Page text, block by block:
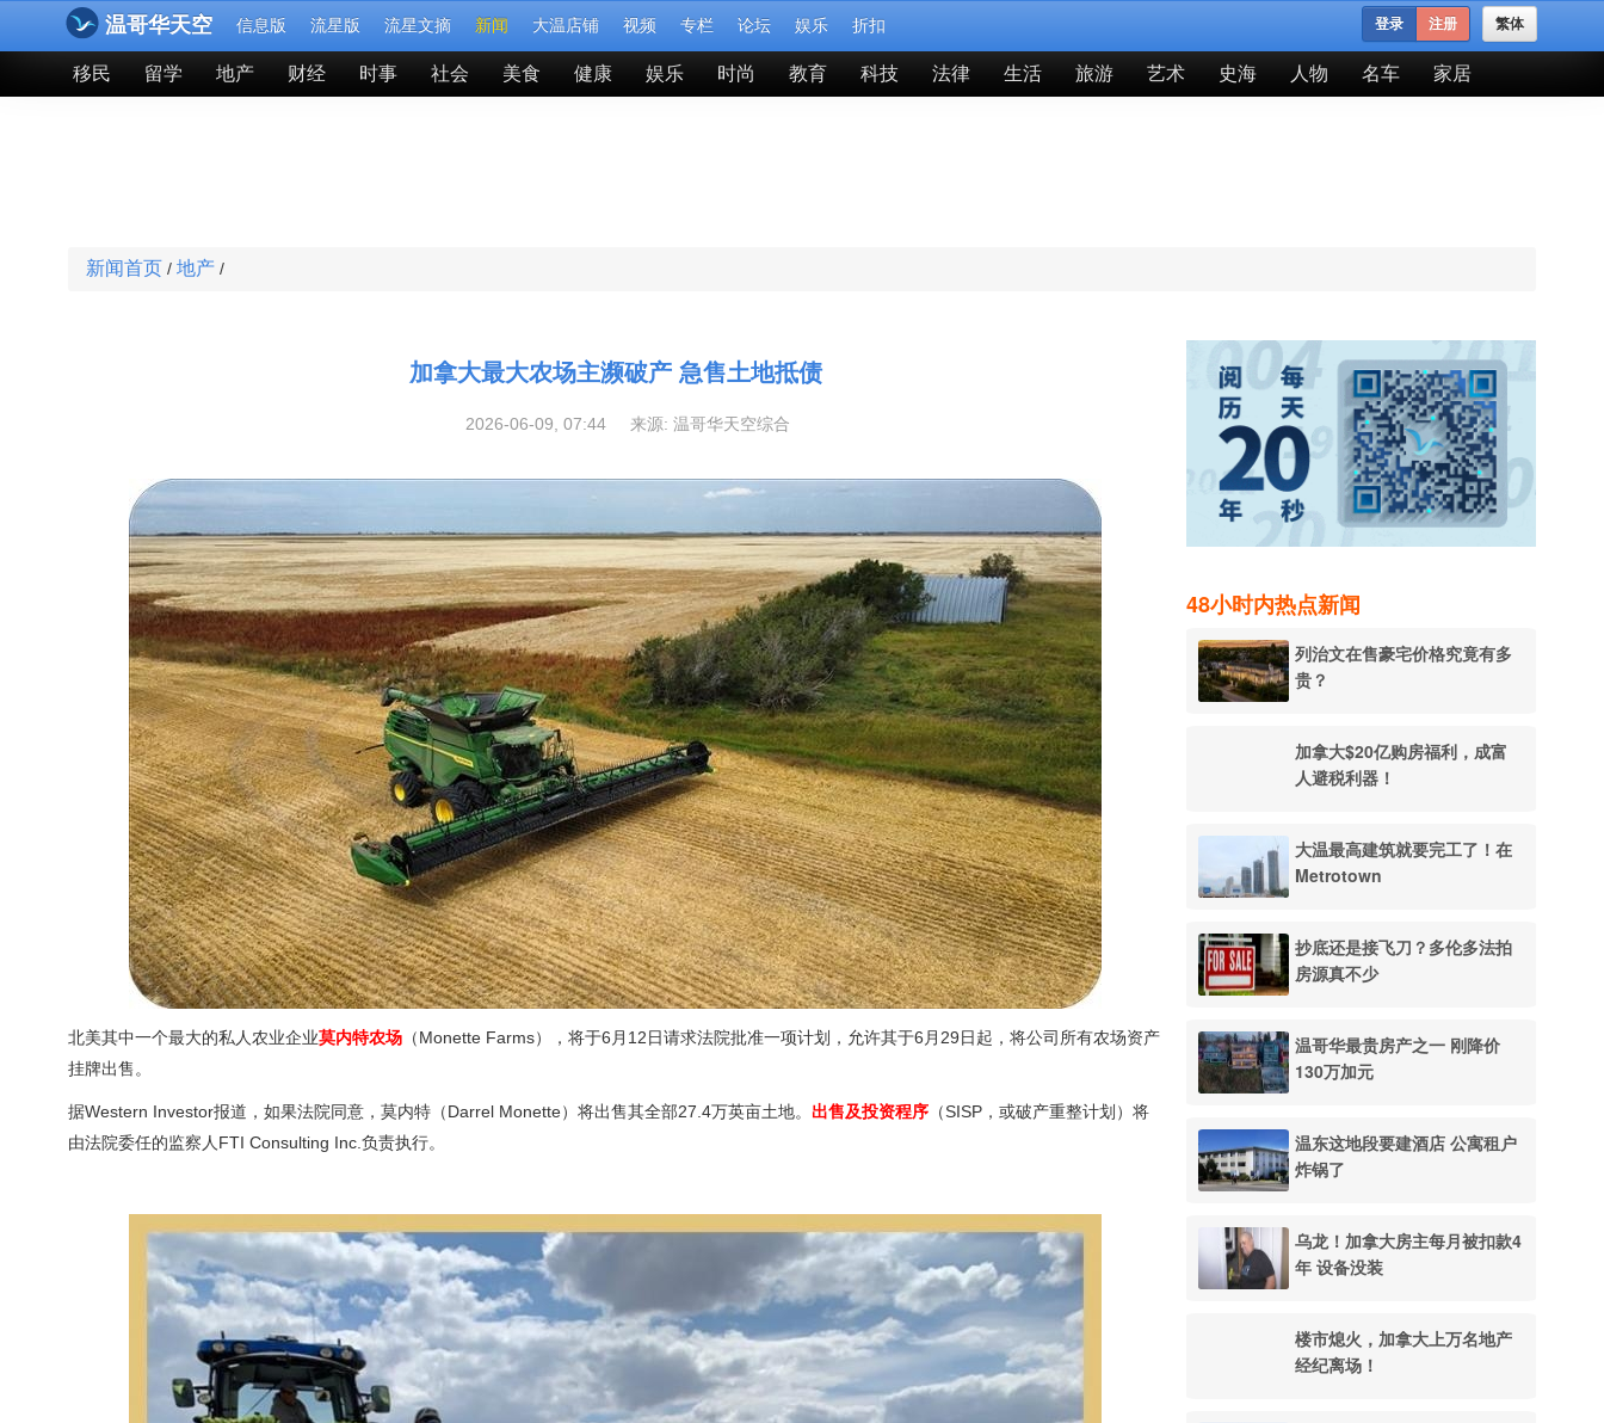
温哥华天空 信息版 流星版 流星文摘 新闻 大温店铺 视频 专栏 论坛 娱乐 折扣 繁体
登录 注册
移民 留学 地产 财经 时事 社会 美食 健康 娱乐 时尚 教育 科技 法律 生活 旅游 艺术 史海 人物 名车 家居
新闻首页 / 地产 /
加拿大最大农场主濒破产 急售土地抵债
2026-06-09, 07:44 来源: 温哥华天空综合
北美其中一个最大的私人农业企业莫内特农场 （Monette Farms），将于6月12日请求法院批准一项计划，允许其于6月29日起，将公司所有农场资产
挂牌出售。
据Western Investor报道，如果法院同意，莫内特（Darrel Monette）将出售其全部27.4万英亩土地。 出售及投资程序 （SISP，或破产重整计划）将
由法院委任的监察人FTI Consulting Inc.负责执行。
48小时内热点新闻
列治文在售豪宅价格究竟有多
贵？
加拿大$20亿购房福利，成富
人避税利器！
大温最高建筑就要完工了！在
Metrotown
抄底还是接飞刀？多伦多法拍
房源真不少
温哥华最贵房产之一 刚降价
130万加元
温东这地段要建酒店 公寓租户
炸锅了
乌龙！加拿大房主每月被扣款4
年 设备没装
楼市熄火，加拿大上万名地产
经纪离场！